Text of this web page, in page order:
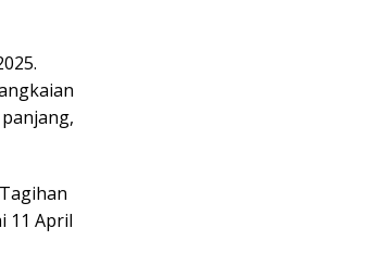
11 April